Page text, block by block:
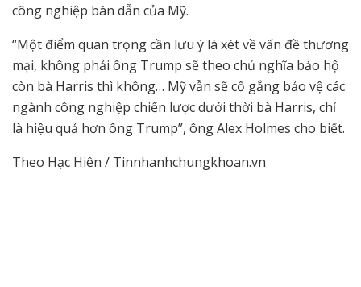
công nghiệp bán dẫn của Mỹ.
“Một điểm quan trọng cần lưu ý là xét về vấn đề thương
mại, không phải ông Trump sẽ theo chủ nghĩa bảo hộ
còn bà Harris thì không… Mỹ vẫn sẽ cố gắng bảo vệ các
ngành công nghiệp chiến lược dưới thời bà Harris, chỉ
là hiệu quả hơn ông Trump”, ông Alex Holmes cho biết.
Theo Hạc Hiên / Tinnhanhchungkhoan.vn